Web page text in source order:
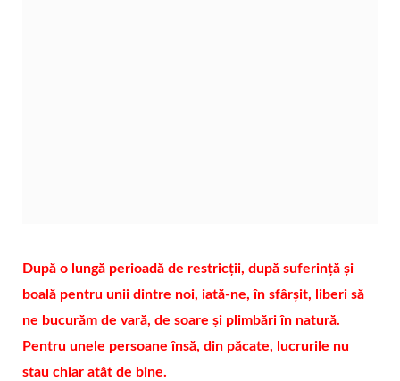
După o lungă perioadă de restricții, după suferință și
boală pentru unii dintre noi, iată-ne, în sfârșit, liberi să
ne bucurăm de vară, de soare și plimbări în natură.
Pentru unele persoane însă, din păcate, lucrurile nu
stau chiar atât de bine.